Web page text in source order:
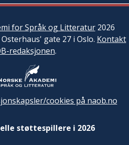
for Språk og Litteratur2026
gate 27 i Oslo. Kontakt
redaksjonen.
cookies på naob.no
støttespillere i 2026